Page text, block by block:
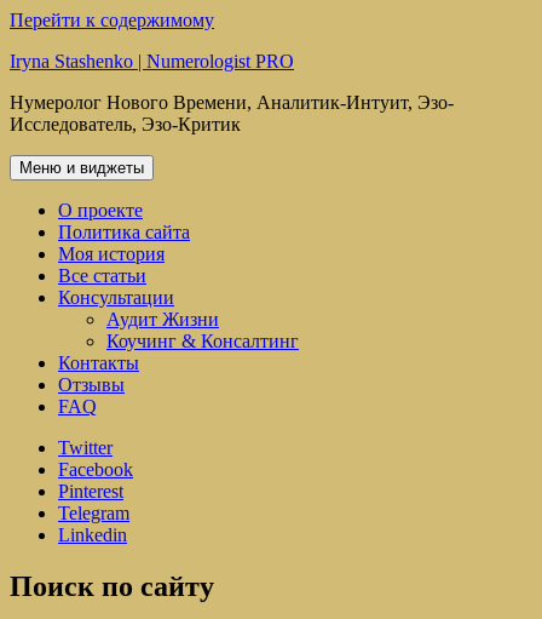
Перейти к содержимому
Iryna Stashenko | Numerologist PRO
Нумеролог Нового Времени, Аналитик-Интуит, Эзо-
Исследователь, Эзо-Критик
Меню и виджеты
О проекте
Политика сайта
Моя история
Все статьи
Консультации
Аудит Жизни
Коучинг & Консалтинг
Контакты
Отзывы
FAQ
Twitter
Facebook
Pinterest
Telegram
Linkedin
Поиск по сайту